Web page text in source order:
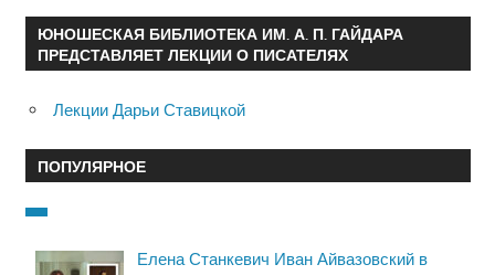
ЮНОШЕСКАЯ БИБЛИОТЕКА ИМ. А. П. ГАЙДАРА
ПРЕДСТАВЛЯЕТ ЛЕКЦИИ О ПИСАТЕЛЯХ
Лекции Дарьи Ставицкой
ПОПУЛЯРНОЕ
Елена Станкевич Иван Айвазовский в